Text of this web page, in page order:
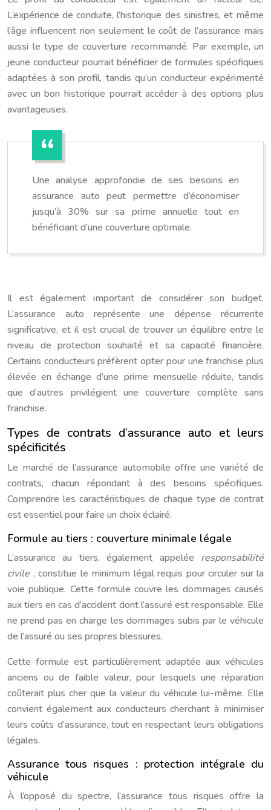
L’expérience de conduite, l’historique des sinistres, et même
l’âge influencent non seulement le coût de l’assurance mais
aussi le type de couverture recommandé. Par exemple, un
jeune conducteur pourrait bénéficier de formules spécifiques
adaptées à son profil, tandis qu’un conducteur expérimenté
avec un bon historique pourrait accéder à des options plus
avantageuses.
Une analyse approfondie de ses besoins en
assurance auto peut permettre d’économiser
jusqu’à 30% sur sa prime annuelle tout en
bénéficiant d’une couverture optimale.
Il est également important de considérer son budget.
L’assurance auto représente une dépense récurrente
significative, et il est crucial de trouver un équilibre entre le
niveau de protection souhaité et sa capacité financière.
Certains conducteurs préfèrent opter pour une franchise plus
élevée en échange d’une prime mensuelle réduite, tandis
que d’autres privilégient une couverture complète sans
franchise.
Types de contrats d’assurance auto et leurs
spécificités
Le marché de l’assurance automobile offre une variété de
contrats, chacun répondant à des besoins spécifiques.
Comprendre les caractéristiques de chaque type de contrat
est essentiel pour faire un choix éclairé.
Formule au tiers : couverture minimale légale
L’assurance au tiers, également appelée responsabilité
civile , constitue le minimum légal requis pour circuler sur la
voie publique. Cette formule couvre les dommages causés
aux tiers en cas d’accident dont l’assuré est responsable. Elle
ne prend pas en charge les dommages subis par le véhicule
de l’assuré ou ses propres blessures.
Cette formule est particulièrement adaptée aux véhicules
anciens ou de faible valeur, pour lesquels une réparation
coûterait plus cher que la valeur du véhicule lui-même. Elle
convient également aux conducteurs cherchant à minimiser
leurs coûts d’assurance, tout en respectant leurs obligations
légales.
Assurance tous risques : protection intégrale du
véhicule
À l’opposé du spectre, l’assurance tous risques offre la